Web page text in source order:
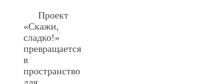
Проект
«Скажи,
сладко!»
превращается
в
пространство